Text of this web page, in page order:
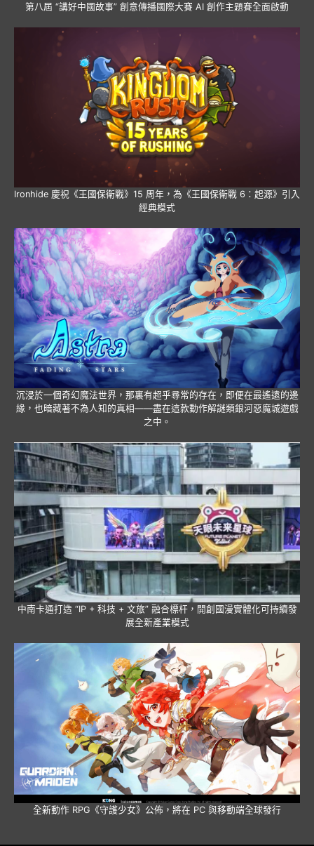
第八屆 “講好中國故事” 創意傳播國際大賽 AI 創作主題賽全面啟動
Ironhide 慶祝《王國保衛戰》15 周年，為《王國保衛戰 6：起源》引入
經典模式
沉浸於一個奇幻魔法世界，那裏有超乎尋常的存在，即便在最遙遠的邊
緣，也暗藏著不為人知的真相——盡在這款動作解謎類銀河惡魔城遊戲
之中。
中南卡通打造 “IP + 科技 + 文旅” 融合標杆，開創國漫實體化可持續發
展全新產業模式
全新動作 RPG《守護少女》公佈，將在 PC 與移動端全球發行